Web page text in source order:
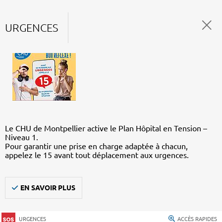
URGENCES
Le CHU de Montpellier active le Plan Hôpital en Tension –
Niveau 1.
Pour garantir une prise en charge adaptée à chacun,
appelez le 15 avant tout déplacement aux urgences.
EN SAVOIR PLUS
URGENCES ACCÈS RAPIDES